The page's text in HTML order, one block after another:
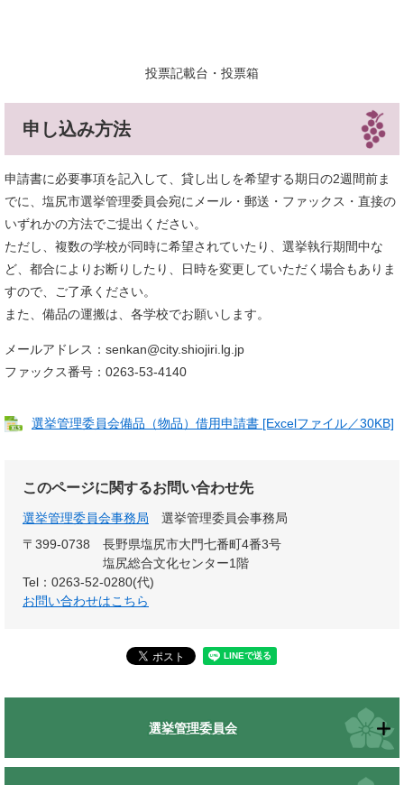
投票記載台・投票箱
申し込み方法
申請書に必要事項を記入して、貸し出しを希望する期日の2週間前ま
でに、塩尻市選挙管理委員会宛にメール・郵送・ファックス・直接の
いずれかの方法でご提出ください。
ただし、複数の学校が同時に希望されていたり、選挙執行期間中な
ど、都合によりお断りしたり、日時を変更していただく場合もありま
すので、ご了承ください。
また、備品の運搬は、各学校でお願いします。
メールアドレス：senkan@city.shiojiri.lg.jp
ファックス番号：0263-53-4140
選挙管理委員会備品（物品）借用申請書 [Excelファイル／30KB]
このページに関するお問い合わせ先
選挙管理委員会事務局
選挙管理委員会事務局
〒399-0738
長野県塩尻市大門七番町4番3号
塩尻総合文化センター1階
Tel：0263-52-0280(代)
お問い合わせはこちら
選挙管理委員会